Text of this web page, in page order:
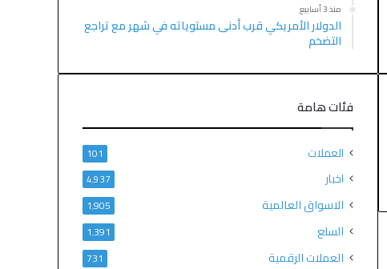
منذ 3 أسابيع
الدولار الأمريكي قرب أدنى مستوياته في شهر مع تراجع
التضخم
فئات هامة
العملات 101
اخبار 4٬937
الاسواق العالمية 1٬905
السلع 1٬391
العملات الرقمية 731